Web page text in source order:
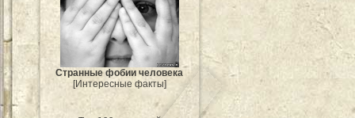
Странные фобии человека
[Интересные факты]